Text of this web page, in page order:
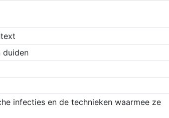
duiden
infecties en de technieken waarmee ze